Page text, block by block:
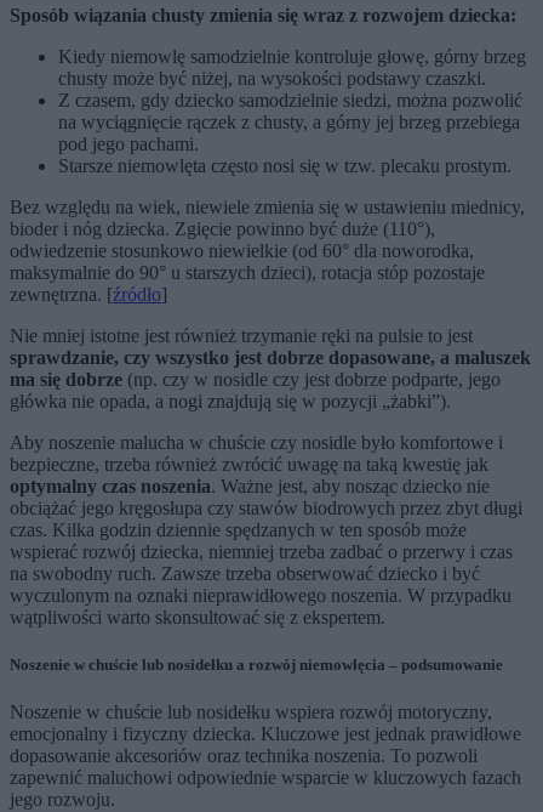
Sposób wiązania chusty zmienia się wraz z rozwojem dziecka:
Kiedy niemowlę samodzielnie kontroluje głowę, górny brzeg
chusty może być niżej, na wysokości podstawy czaszki.
Z czasem, gdy dziecko samodzielnie siedzi, można pozwolić
na wyciągnięcie rączek z chusty, a górny jej brzeg przebiega
pod jego pachami.
Starsze niemowlęta często nosi się w tzw. plecaku prostym.
Bez względu na wiek, niewiele zmienia się w ustawieniu miednicy,
bioder i nóg dziecka. Zgięcie powinno być duże (110°),
odwiedzenie stosunkowo niewielkie (od 60° dla noworodka,
maksymalnie do 90° u starszych dzieci), rotacja stóp pozostaje
zewnętrzna. [źródło]
Nie mniej istotne jest również trzymanie ręki na pulsie to jest
sprawdzanie, czy wszystko jest dobrze dopasowane, a maluszek
ma się dobrze (np. czy w nosidle czy jest dobrze podparte, jego
główka nie opada, a nogi znajdują się w pozycji „żabki”).
Aby noszenie malucha w chuście czy nosidle było komfortowe i
bezpieczne, trzeba również zwrócić uwagę na taką kwestię jak
optymalny czas noszenia. Ważne jest, aby nosząc dziecko nie
obciążać jego kręgosłupa czy stawów biodrowych przez zbyt długi
czas. Kilka godzin dziennie spędzanych w ten sposób może
wspierać rozwój dziecka, niemniej trzeba zadbać o przerwy i czas
na swobodny ruch. Zawsze trzeba obserwować dziecko i być
wyczulonym na oznaki nieprawidłowego noszenia. W przypadku
wątpliwości warto skonsultować się z ekspertem.
Noszenie w chuście lub nosidełku a rozwój niemowlęcia – podsumowanie
Noszenie w chuście lub nosidełku wspiera rozwój motoryczny,
emocjonalny i fizyczny dziecka. Kluczowe jest jednak prawidłowe
dopasowanie akcesoriów oraz technika noszenia. To pozwoli
zapewnić maluchowi odpowiednie wsparcie w kluczowych fazach
jego rozwoju.